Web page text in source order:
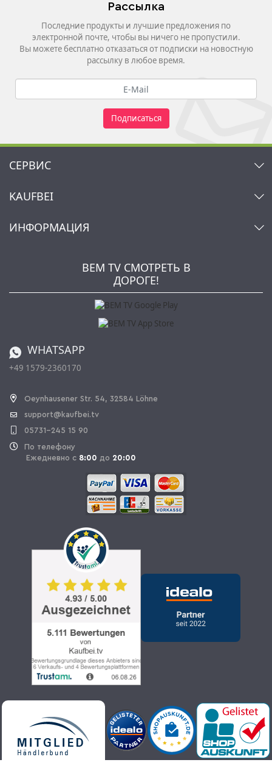
Рассылка
Последние продукты и лучшие предложения по
электронной почте, чтобы вы ничего не пропустили.
Вы можете бесплатно отказаться от подписки на новостную
рассылку в любое время.
Подписаться
СЕРВИС
Корзина
Мой список желаний
KAUFBEI
Ритейлеры и Производители
Партнерская программа
ИНФОРМАЦИЯ
Политика конфиденциальности
Оплата и Доставка
OPAL_WITHDRAW_LINK_TEXT
BEM TV СМОТРЕТЬ В
ДОРОГЕ!
WHATSAPP
+49 1579-2360170
Oeynhausener Str. 54, 32584 Löhne
support@kaufbei.tv
05731-245 15 90
По телефону
Ежедневно с 8:00 до 20:00